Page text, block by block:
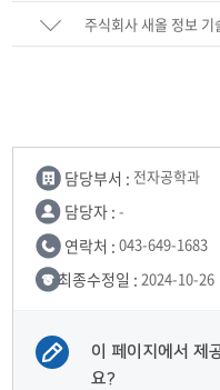
주식회사 새올 정보 기
담당부서 : 전자공학과
담당자 : -
연락처 : 043-649-1683
최종수정일 : 2024-10-26
이 페이지에서 제
요?